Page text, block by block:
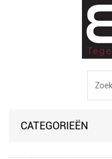
CATEGORIEËN